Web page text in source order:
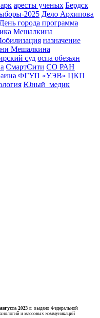
аресты ученых Бердск
2025 Дело Архипова
День города программа
Мешалкина
назначение
Мешалкина
суд оспа обезьян
СмартСити СО РАН
ФГУП «УЭВ» ЦКП
Юный_медик
2023 г. выдано Федеральной
и массовых коммуникаций